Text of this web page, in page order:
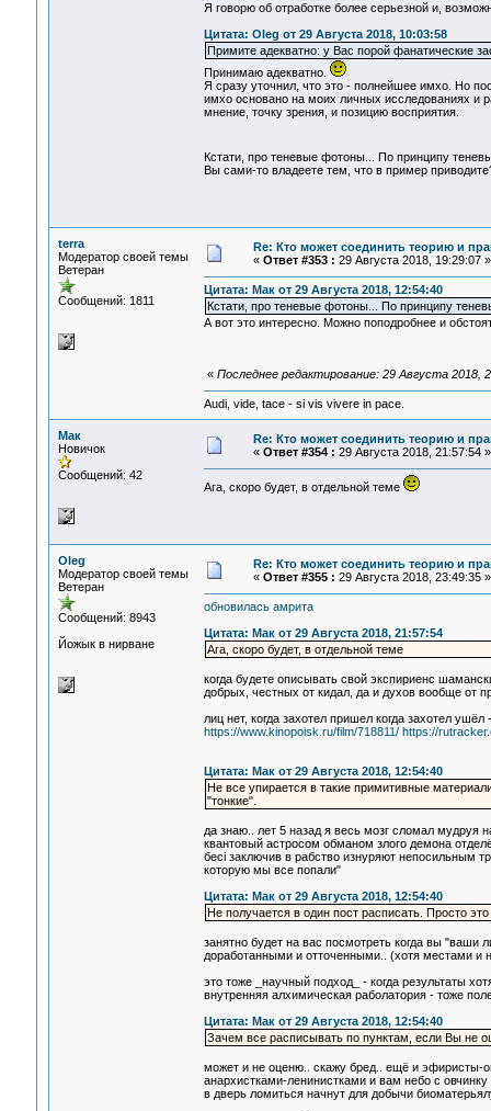
Я говорю об отработке более серьезной и,
Цитата: Oleg от 29 Августа 2018, 10:03:58
Примите адекватно: у Вас порой фанатические
Принимаю адекватно.
Я сразу уточнил, что это - полнейшее имхо. Но
имхо основано на моих личных исследованиях и
мнение, точку зрения, и позицию восприятия.
Кстати, про теневые фотоны... По принципу
Вы сами-то владеете тем, что в пример
terra
Модератор своей темы
Ветеран
Сообщений: 1811
Re: Кто может соединить теорию и
« Ответ #353 : 29 Августа 2018, 19:29:07 »
Цитата: Мак от 29 Августа 2018, 12:54:40
Кстати, про теневые фотоны... По принципу
А вот это интересно. Можно поподробнее и
« Последнее редактирование: 29 Августа 2018,
Audi, vide, tace - si vis vivere in pace.
Мак
Новичок
Сообщений: 42
Re: Кто может соединить теорию и
« Ответ #354 : 29 Августа 2018, 21:57:54 »
Ага, скоро будет, в отдельной теме
Oleg
Модератор своей темы
Ветеран
Сообщений: 8943
Йожык в нирване
Re: Кто может соединить теорию и
« Ответ #355 : 29 Августа 2018, 23:49:35 »
обновилась амрита
Цитата: Мак от 29 Августа 2018, 21:57:54
Ага, скоро будет, в отдельной теме
когда будете описывать свой экспириенс
добрых, честных от кидал, да и духов вообще от
лиц нет, когда захотел пришел когда захотел
https://www.kinopoisk.ru/film/718811/ https://
Цитата: Мак от 29 Августа 2018, 12:54:40
Не все упирается в такие примитивные
"тонкие".
да знаю.. лет 5 назад я весь мозг сломал
квантовый астросом обманом злого демона
бесi заключив в рабство изнуряют непосильным
которую мы все попали"
Цитата: Мак от 29 Августа 2018, 12:54:40
Не получается в один пост расписать. Просто
занятно будет на вас посмотреть когда вы
доработанными и отточенными.. (хотя местами и
это тоже _научный подход_ - когда результаты
внутренняя алхимическая раболатория - тоже
Цитата: Мак от 29 Августа 2018, 12:54:40
Зачем все расписывать по пунктам, если Вы не
может и не оценю.. скажу бред.. ещё и эфиристы-
анархистками-ленинистками и вам небо с
в дверь ломиться начнут для добычи